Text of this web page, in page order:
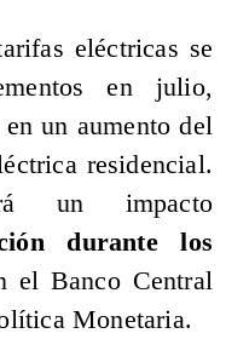
eléctricas se
en julio,
un aumento del
residencial.
un impacto
durante los
el Banco Central
Monetaria.